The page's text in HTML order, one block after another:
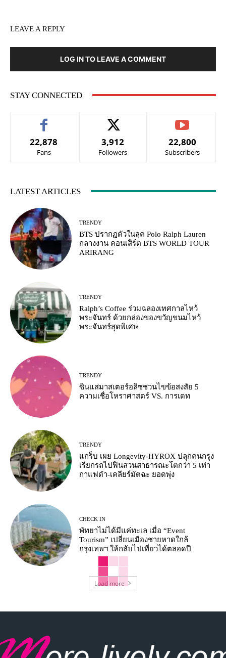
LEAVE A REPLY
LOG IN TO LEAVE A COMMENT
STAY CONNECTED
22,878
Fans
3,912
Followers
22,800
Subscribers
LATEST ARTICLES
TRENDY
BTS ปรากฏตัวในลุค Polo Ralph Lauren
กลางงาน คอนเสิร์ต BTS WORLD TOUR
ARIRANG
TRENDY
Ralph’s Coffee ร่วมฉลองเทศกาลไหว้
พระจันทร์ ด้วยกล่องของขวัญขนมไหว้
พระจันทร์สุดพิเศษ
TRENDY
ซินแสมาสเตอร์อลิซชวนไขข้อสงสัย 5
ความเชื่อโหราศาสตร์ VS. การเดท
TRENDY
แกร็บ เผย Longevity-HYROX ปลุกคนกรุง
เรียกรถไปฟินสวนสาธารณะโตกว่า 5 เท่า
กาแฟดำ-เคลียร์มัตฉะ ยอดพุ่ง
CHECK IN
พัทยาไม่ได้มีแค่ทะเล เมื่อ “Event
Tourism” เปลี่ยนเมืองชายหาดใกล้
กรุงเทพฯ ให้กลับไปเที่ยวได้ตลอดปี
Load more